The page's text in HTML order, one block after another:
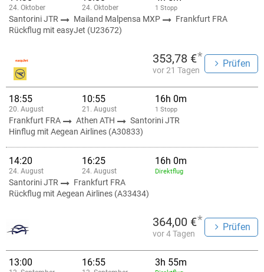
24. Oktober 24. Oktober 1 Stopp
Santorini JTR Mailand Malpensa MXP
Frankfurt FRA
Rückflug mit easyJet (U23672)
353,78 €*
vor 21 Tagen
Prüfen
18:55
20. August
10:55
21. August
16h 0m
1 Stopp
Frankfurt FRA Athen ATH
Santorini JTR
Hinflug mit Aegean Airlines (A30833)
14:20
24. August
16:25
24. August
16h 0m
Direktflug
Santorini JTR
Frankfurt FRA
Rückflug mit Aegean Airlines (A33434)
364,00 €*
vor 4 Tagen
Prüfen
13:00 16:55 3h 55m